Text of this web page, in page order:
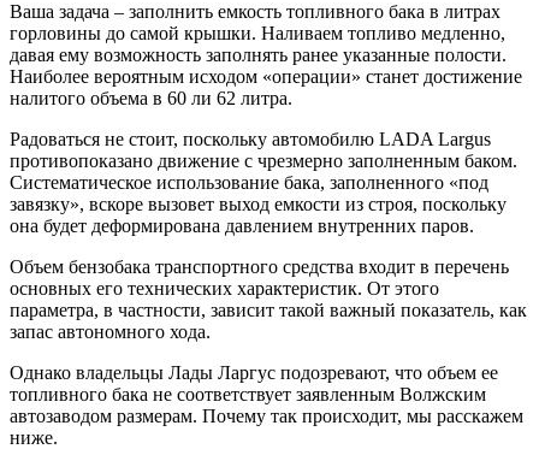
Ваша задача – заполнить емкость топливного бака в литрах
горловины до самой крышки. Наливаем топливо медленно,
давая ему возможность заполнять ранее указанные полости.
Наиболее вероятным исходом «операции» станет достижение
налитого объема в 60 ли 62 литра.
Радоваться не стоит, поскольку автомобилю LADA Largus
противопоказано движение с чрезмерно заполненным баком.
Систематическое использование бака, заполненного «под
завязку», вскоре вызовет выход емкости из строя, поскольку
она будет деформирована давлением внутренних паров.
Объем бензобака транспортного средства входит в перечень
основных его технических характеристик. От этого
параметра, в частности, зависит такой важный показатель, как
запас автономного хода.
Однако владельцы Лады Ларгус подозревают, что объем ее
топливного бака не соответствует заявленным Волжским
автозаводом размерам. Почему так происходит, мы расскажем
ниже.